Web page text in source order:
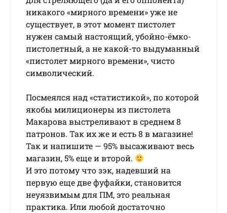
никакого «мирного времени» уже не
существует, в этот момент пистолет
нужен самый настоящий, убойно-ёмко-
пистолетный, а не какой-то выдуманный
«пистолет мирного времени», чисто
символический.
Посмеялся над «статистикой», по которой
якобы милиционеры из пистолета
Макарова выстреливают в среднем 8
патронов. Так их же и есть 8 в магазине!
Так и напишите — 95% высаживают весь
магазин, 5% еще и второй.
И это потому что зэк, надевший на
первую еще две фуфайки, становится
неуязвимым для ПМ, это реальная
практика. Или любой достаточно